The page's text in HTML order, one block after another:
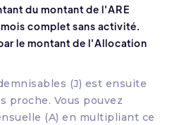
du montant de l'ARE
complet sans activité.
le montant de l'Allocation
(J) est ensuite
proche. Vous pouvez
(A) en multipliant ce